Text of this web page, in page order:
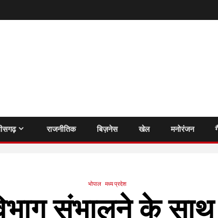
राजनीतिक बिज़नेस खेल मनोरंजन
भोपाल मध्य प्रदेश
संभालने के